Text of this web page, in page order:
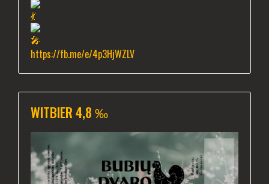
https://fb.me/e/4p3HjWZLV
WITBIER 4,8 ‰